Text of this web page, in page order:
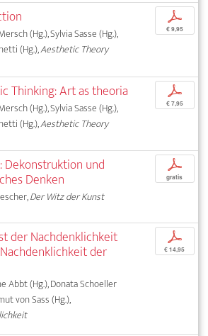
(Hg.), Sylvia Sasse (Hg.),
(Hg.),Aesthetic Theory
p
€ 9,95
Thinking: Art as theoria
(Hg.), Sylvia Sasse (Hg.),
(Hg.),Aesthetic Theory
p
€ 7,95
Dekonstruktion und
Denken
Der Witz der Kunst
p
gratis
der Nachdenklichkeit
der
Abbt (Hg.), Donata Schoeller
von Sass (Hg.),
p
€ 14,95